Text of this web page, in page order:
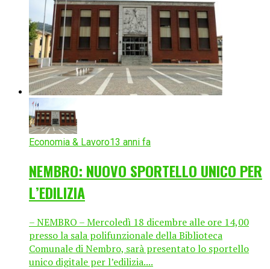
Economia & Lavoro13 anni fa
NEMBRO: NUOVO SPORTELLO UNICO PER
L’EDILIZIA
– NEMBRO – Mercoledì 18 dicembre alle ore 14,00
presso la sala polifunzionale della Biblioteca
Comunale di Nembro, sarà presentato lo sportello
unico digitale per l’edilizia....